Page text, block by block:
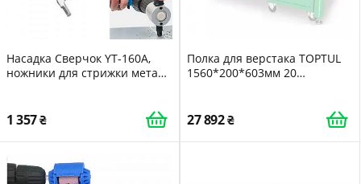
Насадка Сверчок YT-160A,
ножники для стрижки металу
1 357
Полка для верстака TOPTUL
1560*200*603мм 20
27 892